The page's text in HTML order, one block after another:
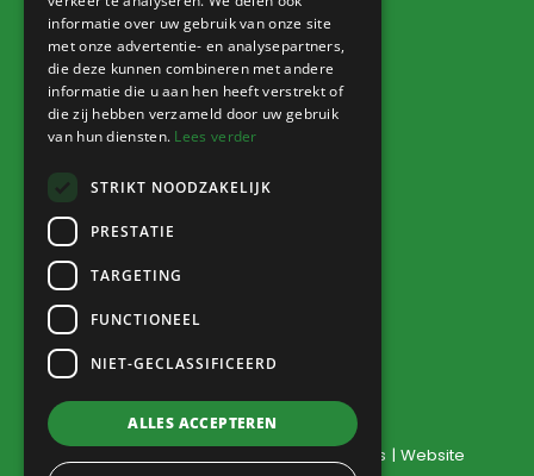
Info
Nieuws
Agenda
Verkoophoek
Doarpsbelang Jutrijp-Hommerts | Website
informatie over uw gebruik van onze site
met onze advertentie- en analysepartners,
die deze kunnen combineren met andere
informatie die u aan hen heeft verstrekt of
die zij hebben verzameld door uw gebruik
van hun diensten. Lees verder
STRIKT NOODZAKELIJK
PRESTATIE
TARGETING
FUNCTIONEEL
NIET-GECLASSIFICEERD
ALLES ACCEPTEREN